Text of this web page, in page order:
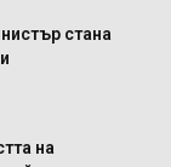
стана
на